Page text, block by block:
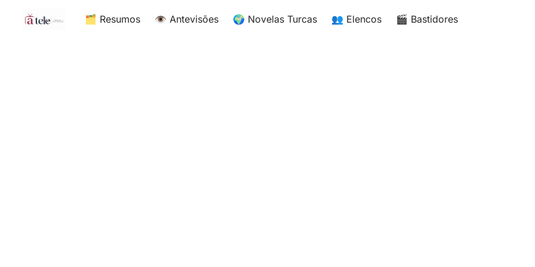
🗂 Resumos 👁 Antevisões 🌍 Novelas Turcas 👥 Elencos 🎬 Bastidores